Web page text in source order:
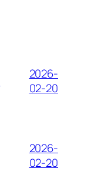
2026-
02-20
2026-
02-20